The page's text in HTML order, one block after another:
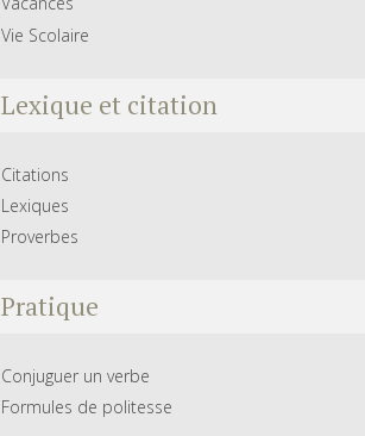
Vie Scolaire
Lexique et citation
Citations
Lexiques
Proverbes
Pratique
Conjuguer un verbe
Formules de politesse